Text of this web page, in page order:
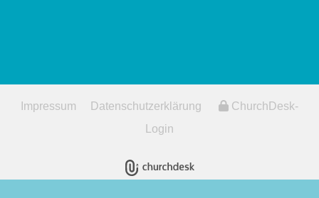
Impressum Datenschutzerklärung
ChurchDesk-
Login